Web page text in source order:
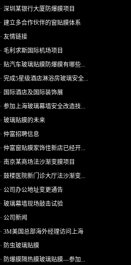
· 深圳某银行大厦防爆膜项目
· 建立多合作伙伴的窗贴膜体系
· 友情链接
· 毛利求斯国际机场项目
· 贴汽车玻璃贴膜防爆膜有哪些...
· 完成5星级酒店淋浴房玻璃安全...
· 国际酒店及国际装饰展
· 参加上海玻璃幕墙安全改造技...
· 玻璃贴膜的未来
· 仲富招聘信息
· 仲富窗贴膜家饰佳新店已经开...
· 南京某商场法沙渐变膜项目
· 鼓楼医院新门诊大厅法沙渐变...
· 公司办公地址变更通告
· 玻璃幕墙现场敲击试验
· 公司新闻
· 3M美国总部海外经理访问上海
· 防虫玻璃贴膜
· 防爆膜隔热膜玻璃贴膜—参加...